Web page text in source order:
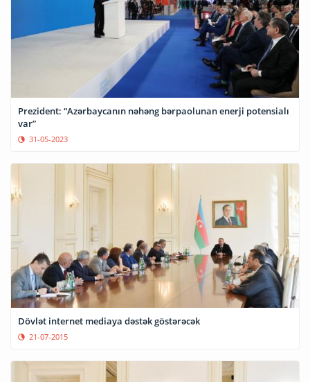
Prezident: “Azərbaycanın nəhəng bərpaolunan enerji potensialı
var”
31-05-2023
Dövlət internet mediaya dəstək göstərəcək
21-07-2015